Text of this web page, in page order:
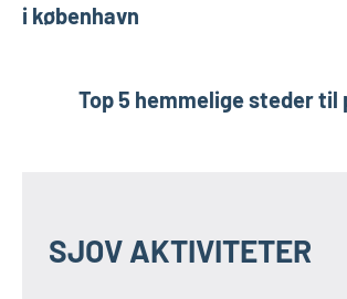
i københavn
Top 5 hemmelige steder til
SJOV AKTIVITETER